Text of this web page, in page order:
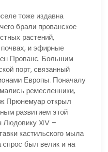
тоже издавна
брали прованское
растений,
и эфирные
Прованс. Большим
порт, связанный
Европы. Поначалу
ремесленники,
Прюнемуар открыл
развитием этой
Людовику XIV –
кастильского мыла
спрос был велик и на